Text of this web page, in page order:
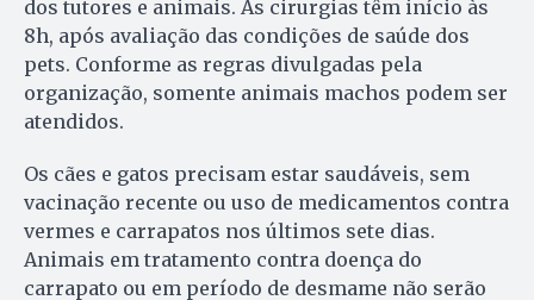
dos tutores e animais. As cirurgias têm início às
8h, após avaliação das condições de saúde dos
pets. Conforme as regras divulgadas pela
organização, somente animais machos podem ser
atendidos.
Os cães e gatos precisam estar saudáveis, sem
vacinação recente ou uso de medicamentos contra
vermes e carrapatos nos últimos sete dias.
Animais em tratamento contra doença do
carrapato ou em período de desmame não serão